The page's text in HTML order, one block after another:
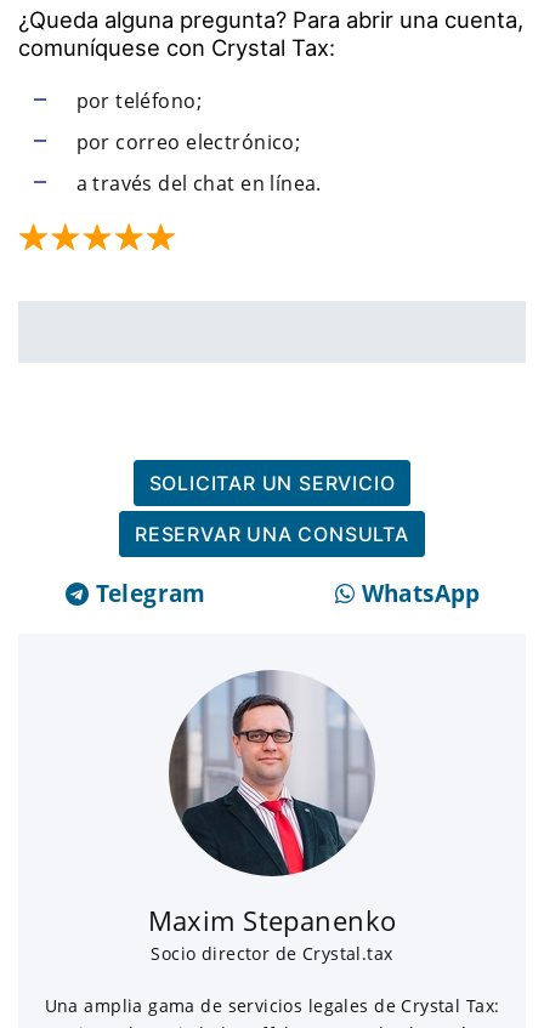
¿Queda alguna pregunta? Para abrir una cuenta,
comuníquese con Crystal Tax:
por teléfono;
por correo electrónico;
a través del chat en línea.
SOLICITAR UN SERVICIO
RESERVAR UNA CONSULTA
Telegram WhatsApp
Maxim Stepanenko
Socio director de Crystal.tax
Una amplia gama de servicios legales de Crystal Tax: